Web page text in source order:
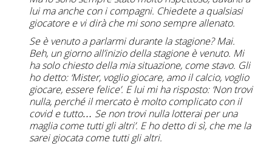
lui ma anche con i compagni. Chiedete a qualsiasi
giocatore e vi dirà che mi sono sempre allenato.
Se è venuto a parlarmi durante la stagione? Mai.
Beh, un giorno all’inizio della stagione è venuto. Mi
ha solo chiesto della mia situazione, come stavo. Gli
ho detto: ‘Mister, voglio giocare, amo il calcio, voglio
giocare, essere felice’. E lui mi ha risposto: ‘Non trovi
nulla, perché il mercato è molto complicato con il
covid e tutto… Se non trovi nulla lotterai per una
maglia come tutti gli altri’. E ho detto di sì, che me la
sarei giocata come tutti gli altri.